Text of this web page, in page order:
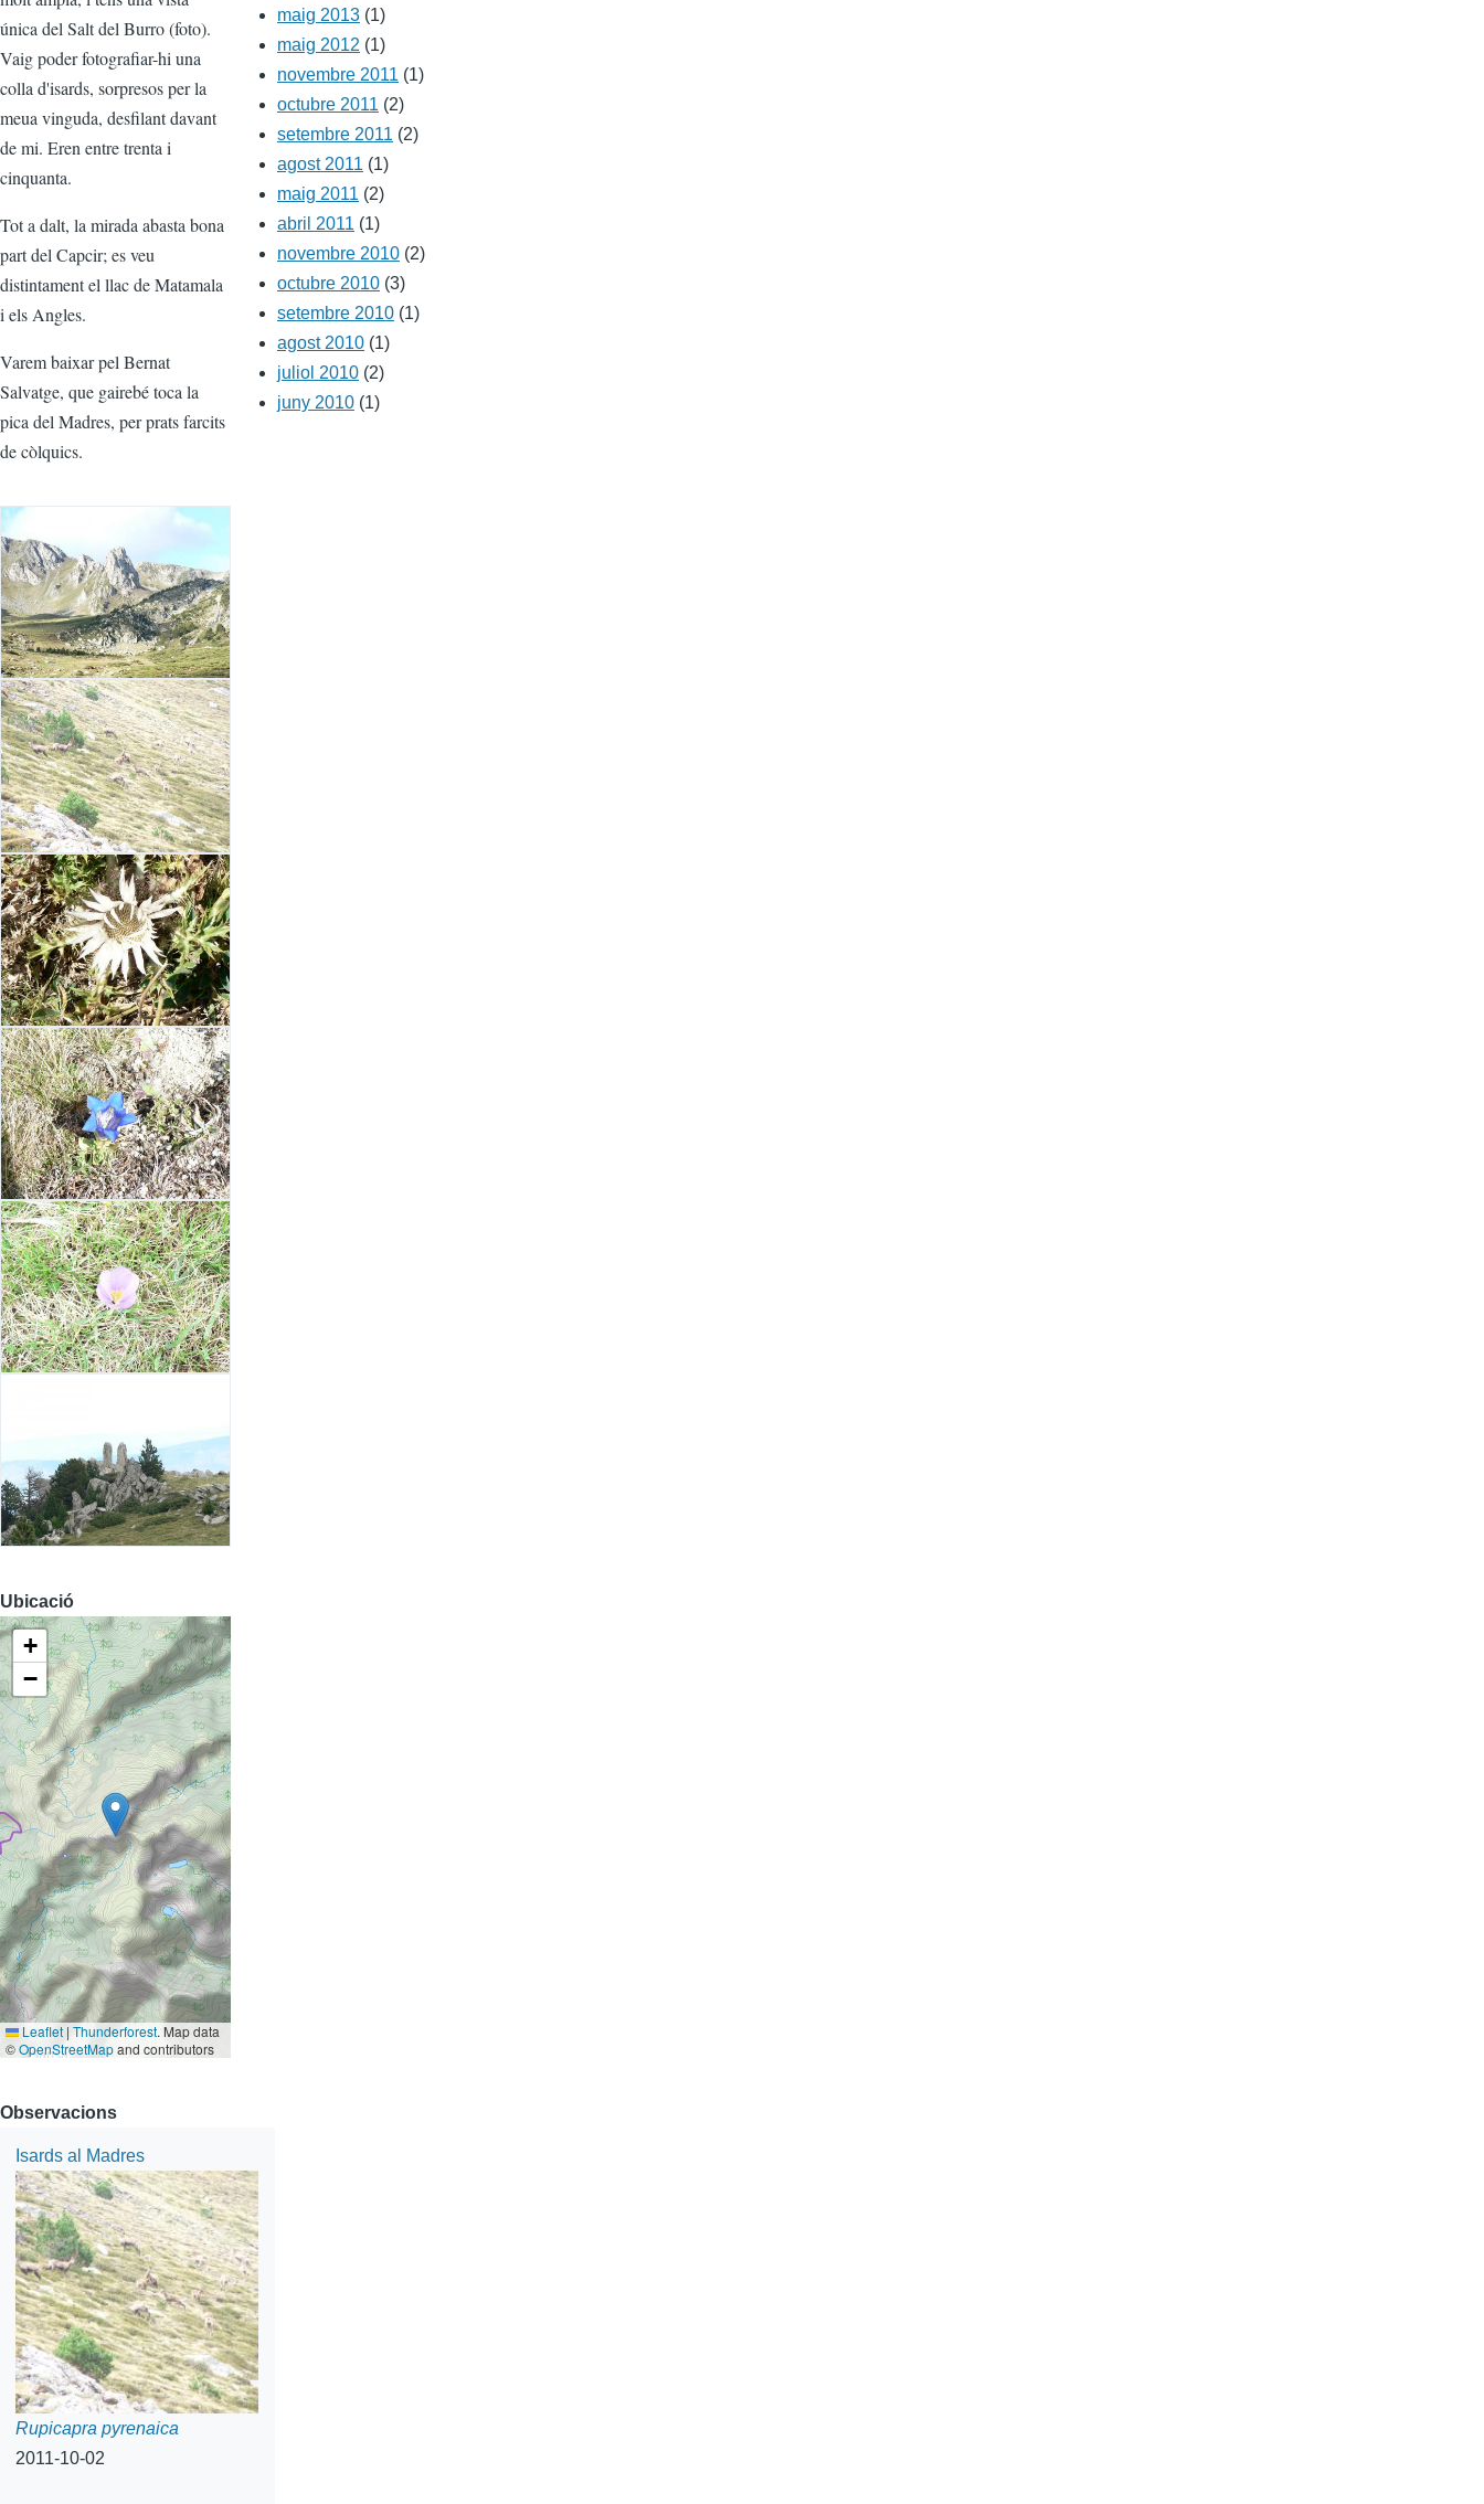
única del Salt del Burro (foto).
Vaig poder fotografiar-hi una
colla d'isards, sorpresos per la
meua vinguda, desfilant davant
de mi. Eren entre trenta i
cinquanta.
Tot a dalt, la mirada abasta bona
part del Capcir; es veu
distintament el llac de Matamala
i els Angles.
Varem baixar pel Bernat
Salvatge, que gairebé toca la
pica del Madres, per prats farcits
de còlquics.
Image
Ubicació
+
−
Leaflet | Thunderforest. Map data
©OpenStreetMapand contributors
Observacions
Isards al Madres
Rupicapra pyrenaica
2011-10-02
maig 2013 (1)
maig 2012 (1)
novembre 2011 (1)
octubre 2011 (2)
setembre 2011 (2)
agost 2011 (1)
maig 2011 (2)
abril 2011 (1)
novembre 2010 (2)
octubre 2010 (3)
setembre 2010 (1)
agost 2010 (1)
juliol 2010 (2)
juny 2010 (1)